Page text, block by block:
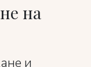
на
и